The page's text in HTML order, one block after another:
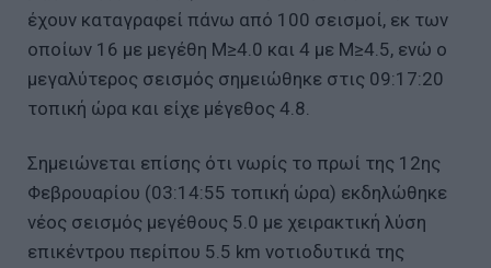
έχουν καταγραφεί πάνω από 100 σεισμοί, εκ των
οποίων 16 με μεγέθη M≥4.0 και 4 με Μ≥4.5, ενώ ο
μεγαλύτερος σεισμός σημειώθηκε στις 09:17:20
τοπική ώρα και είχε μέγεθος 4.8.
Σημειώνεται επίσης ότι νωρίς το πρωί της 12ης
Φεβρουαρίου (03:14:55 τοπική ώρα) εκδηλώθηκε
νέος σεισμός μεγέθους 5.0 με χειρακτική λύση
επικέντρου περίπου 5.5 km νοτιοδυτικά της